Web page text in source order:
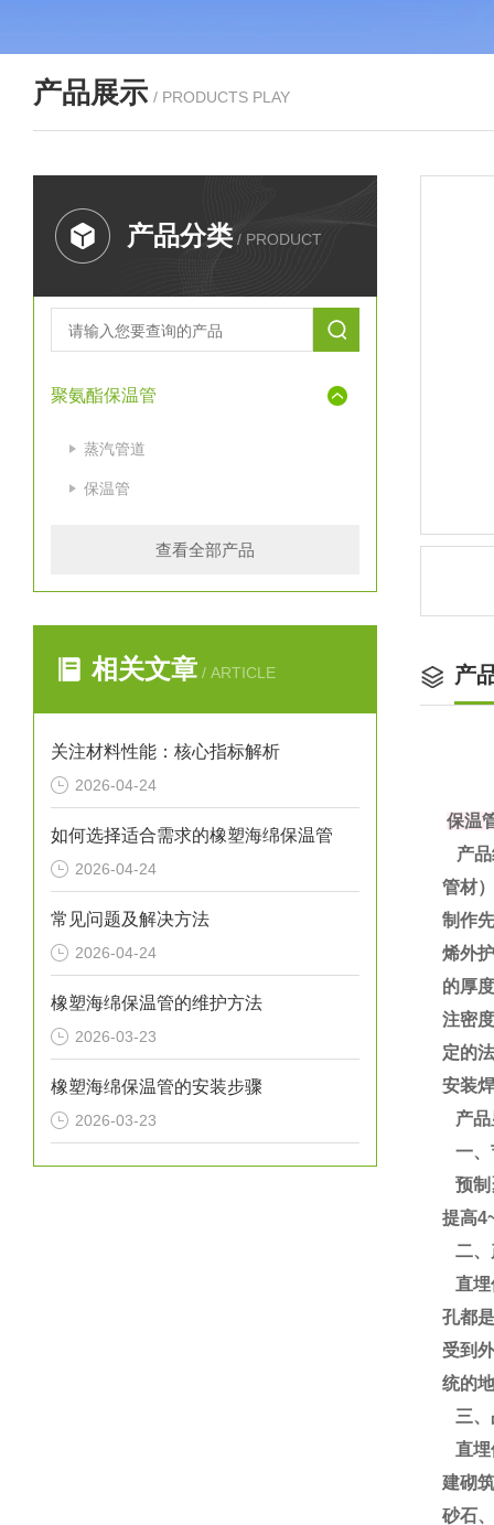
产品展示 / PRODUCTS PLAY
产品分类 / PRODUCT
聚氨酯保温管
蒸汽管道
保温管
查看全部产品
相关文章 / ARTICLE
关注材料性能：核心指标解析
2026-04-24
如何选择适合需求的橡塑海绵保温管
2026-04-24
常见问题及解决方法
2026-04-24
橡塑海绵保温管的维护方法
2026-03-23
橡塑海绵保温管的安装步骤
2026-03-23
产
保温
产品
管材
制作
烯外
的厚
注密
定的
安装
产品
一、
预制
提高
二、
直埋
孔都
受到
统的
三、
直埋
建砌
砂石